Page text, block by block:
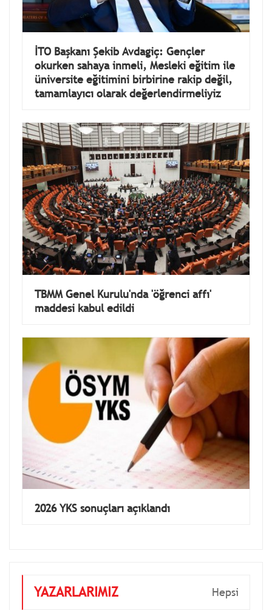
İTO Başkanı Şekib Avdagiç: Gençler
okurken sahaya inmeli, Mesleki eğitim ile
üniversite eğitimini birbirine rakip değil,
tamamlayıcı olarak değerlendirmeliyiz
TBMM Genel Kurulu'nda 'öğrenci affı'
maddesi kabul edildi
2026 YKS sonuçları açıklandı
YAZARLARIMIZ Hepsi